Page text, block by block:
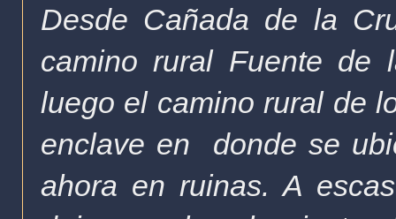
Desde Cañada de la
camino rural Fuente de
luego el camino rural de
enclave en donde se
ahora en ruinas. A